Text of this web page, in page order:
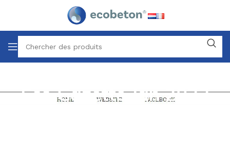
Eco Gazette Jan 2022